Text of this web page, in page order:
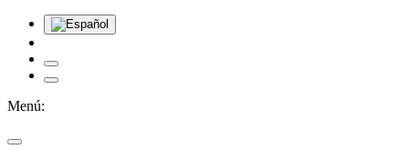
Menú: